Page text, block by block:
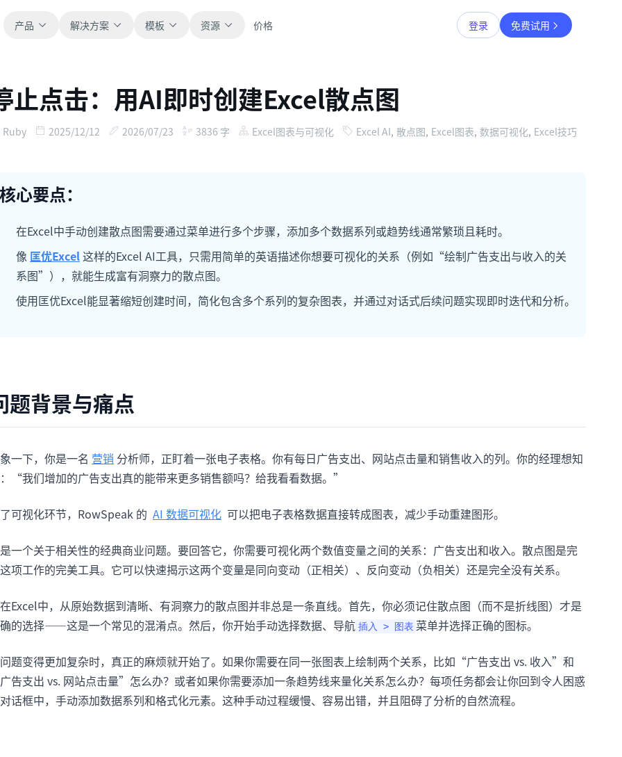
产品 解决方案 模板
全部
浏览全部可直接使用的表格模板。
用于跟踪流程、协作、计划与执行。
销售
支持销售管道、目标、预测和营收跟踪。
用于看板、KPI复盘和经营分析。
资源
博客
获取产品更新、案例和工作流灵感。
查看产品文档、配置和使用说明。
提示词库
用于分析、报表和清洗的实用提示词。
价格 登录 免费试用
止点击：用AI即时创建Excel散点图
Ruby 2025/12/12 2026/07/23 3836 字 Excel图表与可视化 Excel AI, 散点图, Excel图表, 数据可视化, Excel技巧
核心要点：
在Excel中手动创建散点图需要通过菜单进行多个步骤，添加多个数据系列或趋势线通常繁琐且耗时。
像 匡优Excel这样的Excel AI工具，只需用简单的英语描述你想要可视化的关系（例如“绘制广告支出与收入的关
系图”），就能生成富有洞察力的散点图。
使用匡优Excel能显著缩短创建时间，简化包含多个系列的复杂图表，并通过对话式后续问题实现即时迭代和分析。
题背景与痛点
一下，你是一名 营销 分析师，正盯着一张电子表格。你有每日广告支出、网站点击量和销售收入的列。你的经理想知
“我们增加的广告支出真的能带来更多销售额吗？给我看看数据。”
可视化环节，RowSpeak 的 AI 数据可视化 可以把电子表格数据直接转成图表，减少手动重建图形。
一个关于相关性的经典商业问题。要回答它，你需要可视化两个数值变量之间的关系：广告支出和收入。散点图是完
项工作的完美工具。它可以快速揭示这两个变量是同向变动（正相关）、反向变动（负相关）还是完全没有关系。
Excel中，从原始数据到清晰、有洞察力的散点图并非总是一条直线。首先，你必须记住散点图（而不是折线图）才是
的选择——这是一个常见的混淆点。然后，你开始手动选择数据、导航 插入 > 图表 菜单并选择正确的图标。
题变得更加复杂时，真正的麻烦就开始了。如果你需要在同一张图表上绘制两个关系，比如“广告支出 vs. 收入”和
告支出 vs. 网站点击量”怎么办？或者如果你需要添加一条趋势线来量化关系怎么办？每项任务都会让你回到令人困惑
话框中，手动添加数据系列和格式化元素。这种手动过程缓慢、容易出错，并且阻碍了分析的自然流程。